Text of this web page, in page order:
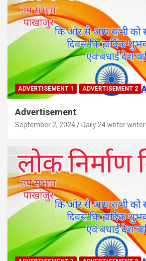
ADVERTISEMENT 1 ADVERTISEMENT 2
Advertisement
September 2, 2024 Daily 24 writer writer